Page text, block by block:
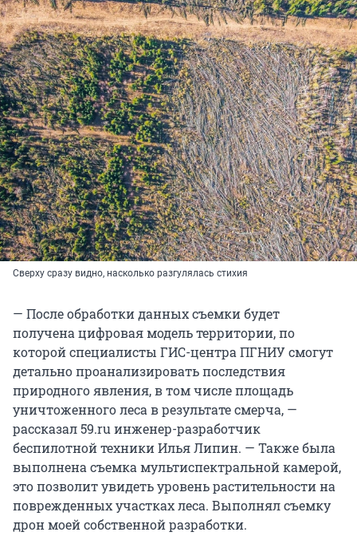
Сверху сразу видно, насколько разгулялась стихия
— После обработки данных съемки будет
получена цифровая модель территории, по
которой специалисты ГИС-центра ПГНИУ смогут
детально проанализировать последствия
природного явления, в том числе площадь
уничтоженного леса в результате смерча, —
рассказал 59.ru инженер-разработчик
беспилотной техники Илья Липин. — Также была
выполнена съемка мультиспектральной камерой,
это позволит увидеть уровень растительности на
поврежденных участках леса. Выполнял съемку
дрон моей собственной разработки.